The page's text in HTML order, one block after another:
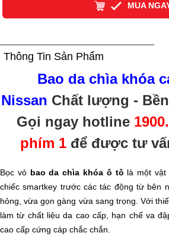
MUA
Thông Tin Sản Phẩm
Bao da chìa khóa
Nissan Chất lượng -
Gọi ngay hotline
phím 1để được tư
Bọc vỏ bao da chìa khóa ô tô là một vật
chiếc smartkey trước các tác động từ bên
hỏng, vừa gọn gàng vừa sang trọng. Với
làm từ chất liệu da cao cấp, hạn chế va
cao cấp cứng cáp chắc chắn.